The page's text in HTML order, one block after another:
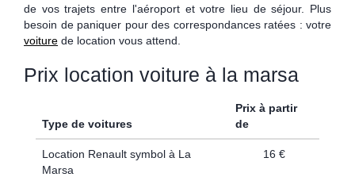
de vos trajets entre l'aéroport et votre lieu de séjour. Plus
besoin de paniquer pour des correspondances ratées : votre
voiture de location vous attend.
Prix location voiture à la marsa
Type de voitures
Prix à partir
de
Location Renault symbol à La
Marsa
16 €